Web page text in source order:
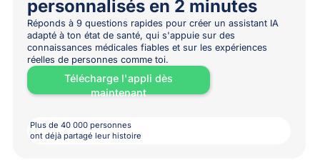
personnalisés en 2 minutes
Réponds à 9 questions rapides pour créer un assistant IA
adapté à ton état de santé, qui s'appuie sur des
connaissances médicales fiables et sur les expériences
réelles de personnes comme toi.
Télécharge l'appli dès
maintenant
Plus de 40 000 personnes
ont déjà partagé leur histoire